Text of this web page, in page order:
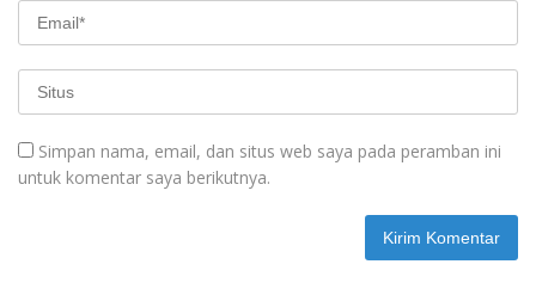
Simpan nama, email, dan situs web saya pada peramban ini
untuk komentar saya berikutnya.